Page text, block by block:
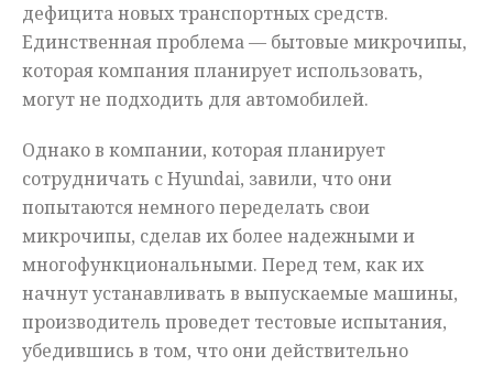
дефицита новых транспортных средств.
Единственная проблема — бытовые микрочипы,
которая компания планирует использовать,
могут не подходить для автомобилей.
Однако в компании, которая планирует
сотрудничать с Hyundai, завили, что они
попытаются немного переделать свои
микрочипы, сделав их более надежными и
многофункциональными. Перед тем, как их
начнут устанавливать в выпускаемые машины,
производитель проведет тестовые испытания,
убедившись в том, что они действительно